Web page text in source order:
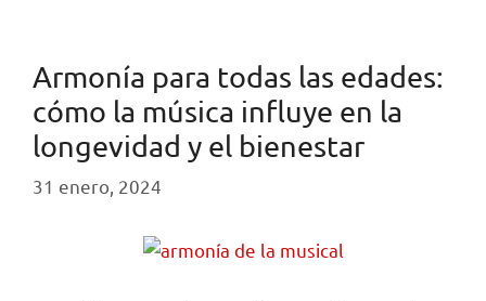
Armonía para todas las edades:
cómo la música influye en la
longevidad y el bienestar
31 enero, 2024